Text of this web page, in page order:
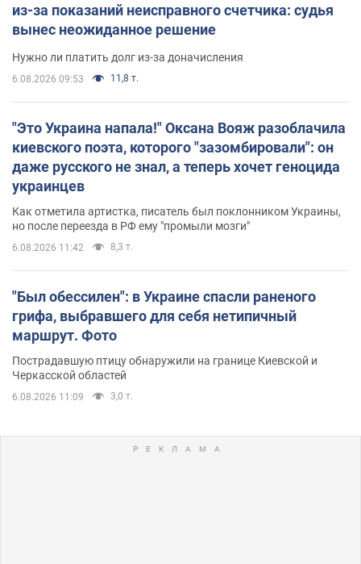
из-за показаний неисправного счетчика: судья
вынес неожиданное решение
Нужно ли платить долг из-за доначисления
6.08.2026 09:53 11,8 т.
"Это Украина напала!" Оксана Вояж разоблачила
киевского поэта, которого "зазомбировали": он
даже русского не знал, а теперь хочет геноцида
украинцев
Как отметила артистка, писатель был поклонником Украины,
но после переезда в РФ ему "промыли мозги"
6.08.2026 11:42 8,3 т.
"Был обессилен": в Украине спасли раненого
грифа, выбравшего для себя нетипичный
маршрут. Фото
Пострадавшую птицу обнаружили на границе Киевской и
Черкасской областей
6.08.2026 11:09 3,0 т.